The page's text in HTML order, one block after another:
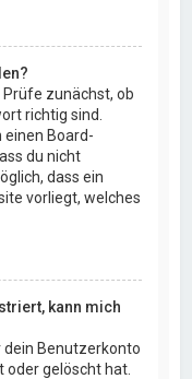
zunächst, ob
richtig sind.
einen Board-
du nicht
dass ein
vorliegt, welches
kann mich
dein Benutzerkonto
oder gelöscht hat.